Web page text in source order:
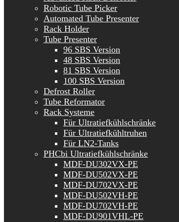
Robotic Tube Picker
Automated Tube Presenter
Rack Holder
Tube Presenter
96 SBS Version
48 SBS Version
81 SBS Version
100 SBS Version
Defrost Roller
Tube Reformator
Rack Systeme
Für Ultratiefkühlschränke
Für Ultratiefkühltruhen
Für LN2-Tanks
PHCbi Ultratiefkühlschränke
MDF-DU302VX-PE
MDF-DU502VX-PE
MDF-DU702VX-PE
MDF-DU502VH-PE
MDF-DU702VH-PE
MDF-DU901VHL-PE